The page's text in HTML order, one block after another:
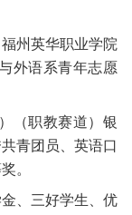
州英华职业学院
外语系青年志愿
（职教赛道）银
青团员、英语口
。
、三好学生、优